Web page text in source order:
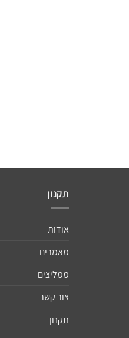
תקנון
אודות
מאמרים
ממליצים
צור קשר
תקנון